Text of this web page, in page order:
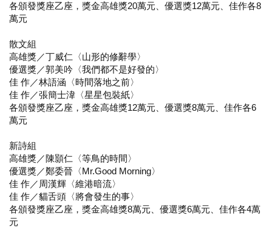
各頒發獎座乙座，獎金高雄獎20萬元、優選獎12萬元、佳作各8
萬元
散文組
高雄獎／丁威仁〈山形的修辭學〉
優選獎／郭美吟〈我們都不是好發的〉
佳 作／林語涵〈時間落地之前〉
佳 作／張簡士湋〈星星包裝紙〉
各頒發獎座乙座，獎金高雄獎12萬元、優選獎8萬元、佳作各6
萬元
新詩組
高雄獎／陳顥仁〈等鳥的時間〉
優選獎／鄭委晉〈Mr.Good Morning〉
佳 作／周漢輝〈維港暗流〉
佳 作／貓舌頭〈將會發生的事〉
各頒發獎座乙座，獎金高雄獎8萬元、優選獎6萬元、佳作各4萬
元